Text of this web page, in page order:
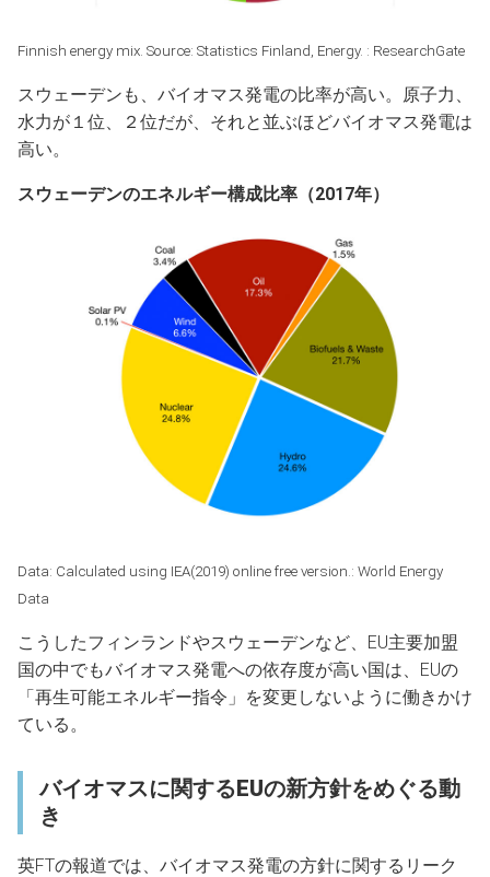
Finnish energy mix. Source: Statistics Finland, Energy. : ResearchGate
スウェーデンも、バイオマス発電の比率が高い。原子力、
水力が１位、２位だが、それと並ぶほどバイオマス発電は
高い。
スウェーデンのエネルギー構成比率（2017年）
Data: Calculated using IEA(2019) online free version.: World Energy
Data
こうしたフィンランドやスウェーデンなど、EU主要加盟
国の中でもバイオマス発電への依存度が高い国は、EUの
「再生可能エネルギー指令」を変更しないように働きかけ
ている。
バイオマスに関するEUの新方針をめぐる動
き
英FTの報道では、バイオマス発電の方針に関するリーク